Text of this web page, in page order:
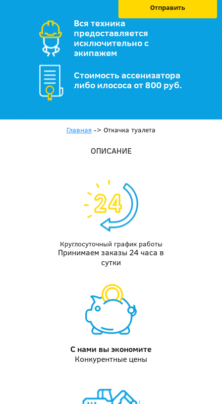
Отправить
Вся техника
предоставляется
исключительно с
экипажем
Стоимость ассенизатора
либо илососа от 800 руб.
Главная -> Откачка туалета
ОПИСАНИЕ
Круглосуточный график работы
Принимаем заказы 24 часа в
сутки
С нами выэкономите
Конкурентные цены